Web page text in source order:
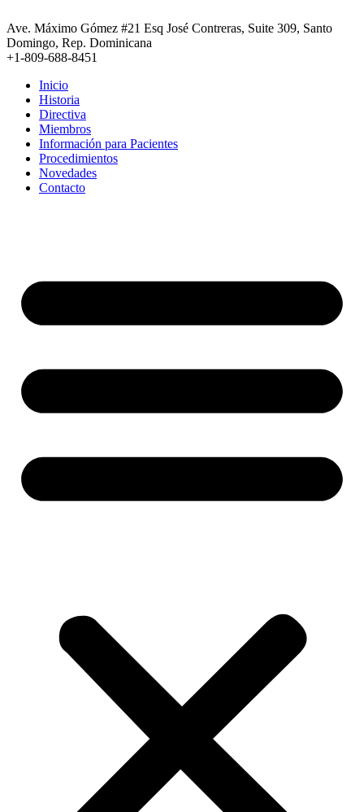
al
contenido
Ave. Máximo Gómez #21 Esq José Contreras, Suite 309, Santo
Domingo, Rep. Dominicana
+1-809-688-8451
Inicio
Historia
Directiva
Miembros
Información para Pacientes
Procedimientos
Novedades
Contacto